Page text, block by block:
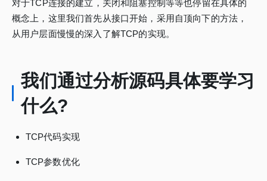
对于TCP连接的建立，关闭和阻塞控制等等也停留在具体的
概念上，这里我们首先从接口开始，采用自顶向下的方法，
从用户层面慢慢的深入了解TCP的实现。
我们通过分析源码具体要学习
什么?
TCP代码实现
TCP参数优化